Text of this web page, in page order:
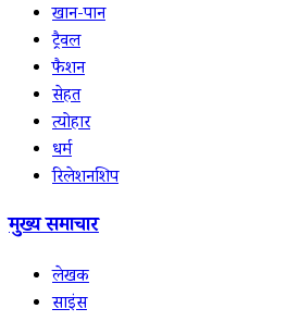
खान-पान
ट्रैवल
फैशन
सेहत
त्योहार
धर्म
रिलेशनशिप
मुख्य समाचार
लेखक
साइंस